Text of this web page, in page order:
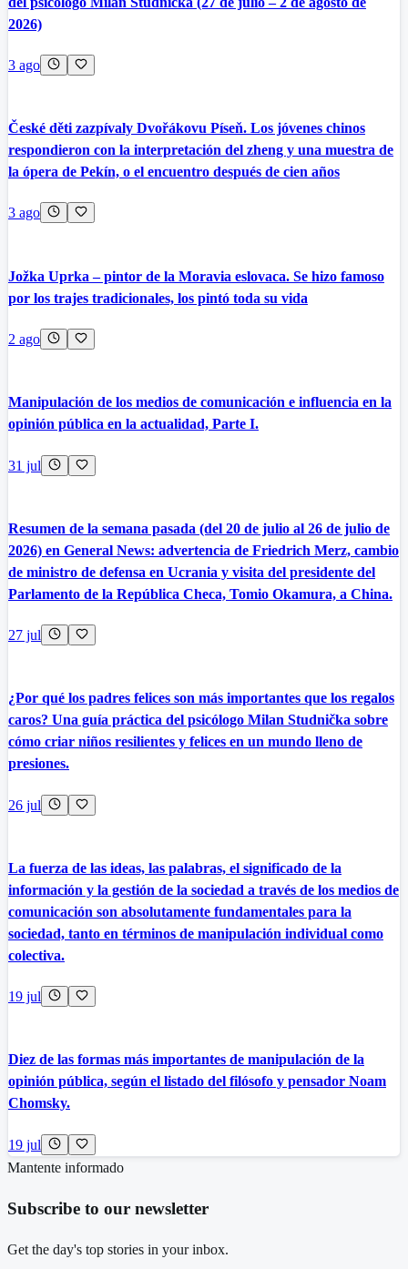
2026)
3 ago
České děti zazpívaly Dvořákovu Píseň. Los jóvenes chinos
respondieron con la interpretación del zheng y una muestra de
la ópera de Pekín, o el encuentro después de cien años
3 ago
Jožka Uprka – pintor de la Moravia eslovaca. Se hizo famoso
por los trajes tradicionales, los pintó toda su vida
2 ago
Manipulación de los medios de comunicación e influencia en la
opinión pública en la actualidad, Parte I.
31 jul
Resumen de la semana pasada (del 20 de julio al 26 de julio de
2026) en General News: advertencia de Friedrich Merz, cambio
de ministro de defensa en Ucrania y visita del presidente del
Parlamento de la República Checa, Tomio Okamura, a China.
27 jul
¿Por qué los padres felices son más importantes que los regalos
caros? Una guía práctica del psicólogo Milan Studnička sobre
cómo criar niños resilientes y felices en un mundo lleno de
presiones.
26 jul
La fuerza de las ideas, las palabras, el significado de la
información y la gestión de la sociedad a través de los medios de
comunicación son absolutamente fundamentales para la
sociedad, tanto en términos de manipulación individual como
colectiva.
19 jul
Diez de las formas más importantes de manipulación de la
opinión pública, según el listado del filósofo y pensador Noam
Chomsky.
19 jul
Mantente informado
Subscribe to our newsletter
Get the day's top stories in your inbox.